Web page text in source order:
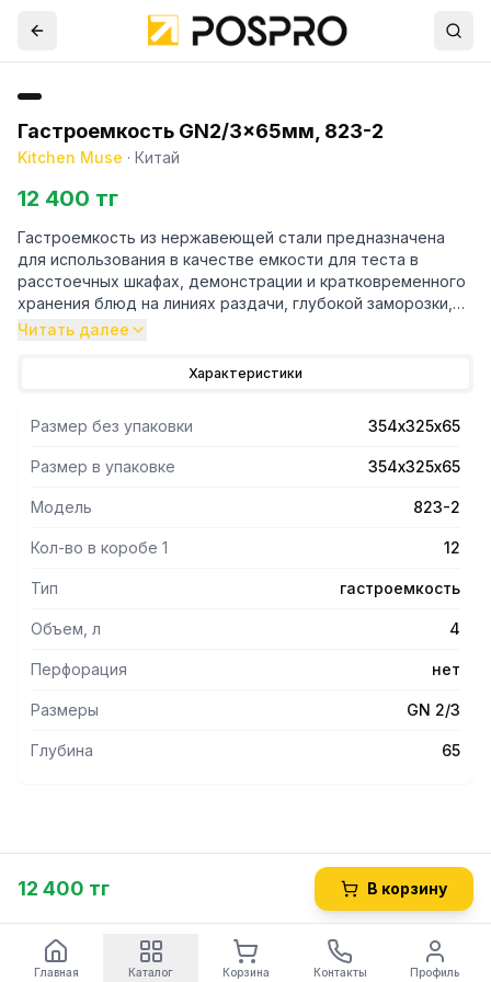
Гастроемкость GN2/3x65мм, 823-2
Kitchen Muse · Китай
12 400 тг
Гастроемкость из нержавеющей стали предназначена
для использования в качестве емкости для теста в
расстоечных шкафах, демонстрации и кратковременного
хранения блюд на линиях раздачи, глубокой заморозки,
охлаждения и последующего хранения продуктов,
оборудовании, а также для транспортировки продуктов.
Читать далее
Характеристики
Размер без упаковки 354х325х65
Размер в упаковке 354х325х65
Модель 823-2
Кол-во в коробе 1 12
Тип гастроемкость
Объем, л 4
Перфорация нет
Размеры GN 2/3
Глубина 65
12 400 тг В корзину
Главная Каталог Корзина Контакты Профиль